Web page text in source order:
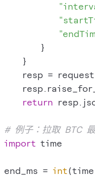
        }
    }
resp =
return
# 例子：拉取 BTC
import time
end_ms = int